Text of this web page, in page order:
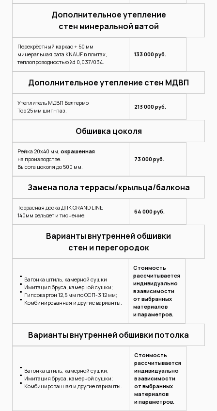
Дополнительное утепление
стен минеральной ватой
Перекрёстный каркас + 50 мм
минеральная вата KNAUF в плитах,
теплопроводностью λd 0,037/034.
133 000 руб.
Дополнительное утепление стен МДВП
Утеплитель МДВП Белтермо
Top 25 мм шип-паз.
213 000 руб.
Обшивка цоколя
Рейка 20х40 мм, окрашенная
на производстве.
Высота цоколя до 500 мм.
73 000 руб.
Замена пола террасы/крыльца/балкона
Террасная доска ДПК GRAND LINE
140мм вельвет и тиснение.
64 000 руб.
Варианты внутренней обшивки
стен и перегородок
Вагонка штиль, камерной сушки
Имитация бруса, камерной сушки;
Гипсокартон 12,5 мм по ОСП-3 12 мм;
Комбинированная и другие варианты.
Стоимость
рассчитывается
индивидуально
в зависимости
от выбранных
материалов
и параметров.
Варианты внутренней обшивки потолка
Вагонка штиль, камерной сушки;
Имитация бруса, камерной сушки;
Комбинированная и другие варианты.
Стоимость
рассчитывается
индивидуально
в зависимости
от выбранных
материалов
и параметров.